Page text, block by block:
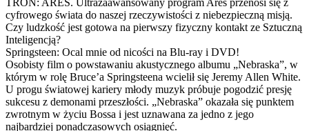
TRON: ARES. Ultrazaawansowany program Ares przenosi się z
cyfrowego świata do naszej rzeczywistości z niebezpieczną misją.
Czy ludzkość jest gotowa na pierwszy fizyczny kontakt ze Sztuczną
Inteligencją?
Springsteen: Ocal mnie od nicości na Blu-ray i DVD!
Osobisty film o powstawaniu akustycznego albumu „Nebraska”, w
którym w rolę Bruce’a Springsteena wcielił się Jeremy Allen White.
U progu światowej kariery młody muzyk próbuje pogodzić presję
sukcesu z demonami przeszłości. „Nebraska” okazała się punktem
zwrotnym w życiu Bossa i jest uznawana za jedno z jego
najbardziej ponadczasowych osiągnięć.